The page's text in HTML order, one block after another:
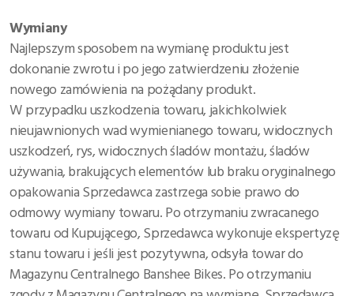
Wymiany
Najlepszym sposobem na wymianę produktu jest
dokonanie zwrotu i po jego zatwierdzeniu złożenie
nowego zamówienia na pożądany produkt.
W przypadku uszkodzenia towaru, jakichkolwiek
nieujawnionych wad wymienianego towaru, widocznych
uszkodzeń, rys, widocznych śladów montażu, śladów
używania, brakujących elementów lub braku oryginalnego
opakowania Sprzedawca zastrzega sobie prawo do
odmowy wymiany towaru. Po otrzymaniu zwracanego
towaru od Kupującego, Sprzedawca wykonuje ekspertyzę
stanu towaru i jeśli jest pozytywna, odsyła towar do
Magazynu Centralnego Banshee Bikes. Po otrzymaniu